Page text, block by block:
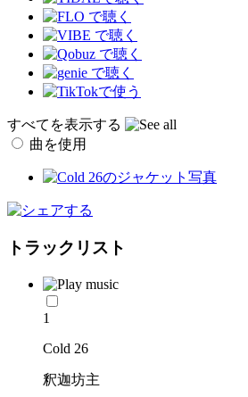
すべてを表示する
曲を使用
トラックリスト
1
Cold 26
釈迦坊主